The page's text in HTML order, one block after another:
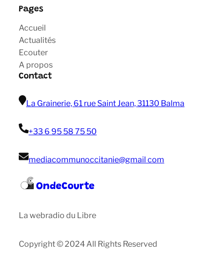
Pages
Accueil
Actualités
Ecouter
A propos
Contact
La Grainerie, 61 rue Saint Jean, 31130 Balma
+33 6 95 58 75 50
mediacommunoccitanie@gmail com
OndeCourte
La webradio du Libre
Copyright © 2024 All Rights Reserved